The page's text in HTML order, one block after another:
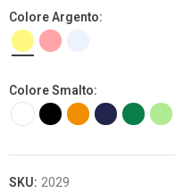
Colore Argento
Colore Smalto
SKU: 2029